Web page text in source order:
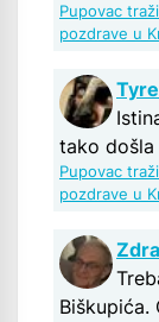
Pupovac
pozdrave u
tako došla
Pupovac
pozdrave u
Biškupića.